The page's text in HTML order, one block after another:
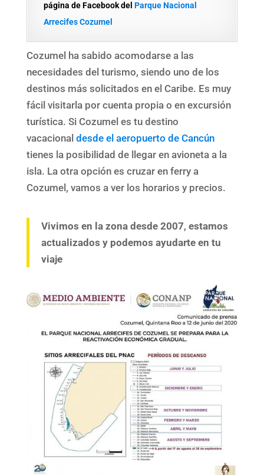
página de Facebook del Parque Nacional
Arrecifes Cozumel
Cozumel ha sabido acomodarse a las
necesidades del turismo, siendo uno de los
destinos más solicitados en el Caribe. Es muy
fácil visitarla por cuenta propia o en excursión
turística. Si Cozumel es tu destino
vacacional desde el aeropuerto de Cancún
tienes la posibilidad de llegar en avioneta a la
isla. La otra opción es cruzar en ferry a
Cozumel, vamos a ver los horarios y precios.
Vivimos en la zona desde 2007, estamos
actualizados y podemos ayudarte en tu
viaje